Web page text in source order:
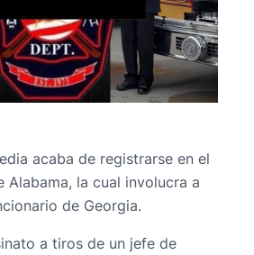
acaba de registrarse en el
Alabama, la cual involucra a
de Georgia.
a tiros de un jefe de